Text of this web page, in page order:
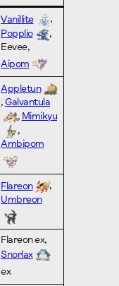
Vanillite
,
Popplio
,
Eevee,
Aipom
Appletun
, Galvantula
, Mimikyu
,
Ambipom
Flareon
,
Umbreon
Flareon ex,
Snorlax
ex